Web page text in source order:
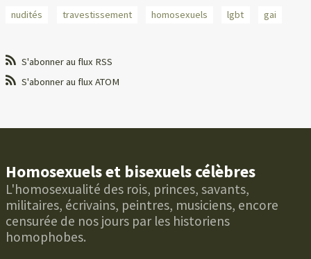
nudités
travestissement homosexuels lgbt gai
S'abonner au flux RSS
S'abonner au flux ATOM
Homosexuels et bisexuels célèbres
L'homosexualité des rois, princes, savants,
militaires, écrivains, peintres, musiciens, encore
censurée de nos jours par les historiens
homophobes.